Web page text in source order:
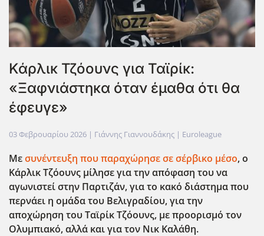
Κάρλικ Τζόουνς για Ταϊρίκ:
«Ξαφνιάστηκα όταν έμαθα ότι θα
έφευγε»
03 Φεβρουαρίου 2026 | Γιάννης Γιαννουδάκης | Euroleague
Μεσυνέντευξη που παραχώρησε σε σέρβικο μέσο, ο
Κάρλικ Τζόουνς μίλησε για την απόφαση του να
αγωνιστεί στην Παρτιζάν, για το κακό διάστημα που
περνάει η ομάδα του Βελιγραδίου, για την
αποχώρηση του Ταϊρίκ Τζόουνς, με προορισμό τον
Ολυμπιακό, αλλά και για τον Νικ Καλάθη.